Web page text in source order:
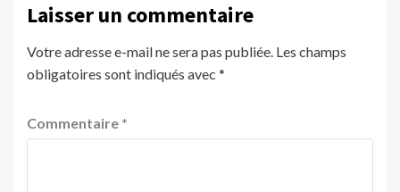
Laisser un commentaire
Votre adresse e-mail ne sera pas publiée. Les champs
obligatoires sont indiqués avec *
Commentaire *